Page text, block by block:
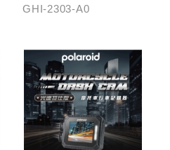
GHI-2303-A0